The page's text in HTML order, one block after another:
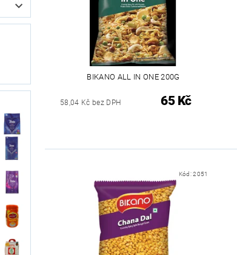
BIKANO ALL IN ONE 200G
58,04 Kč bez DPH 65 Kč
Kód:2051